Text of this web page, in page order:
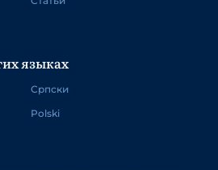
языках
Српски
Polski